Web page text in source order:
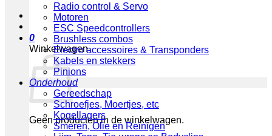
0
Winkelwagen
Geen producten in de winkelwagen.
Radio control & Servo
Motoren
ESC Speedcontrollers
Brushless combos
Electro accessoires & Transponders
Kabels en stekkers
Pinions
Onderhoud
Gereedschap
Schroefjes, Moertjes, etc
Kogellagers
Smeren, Olie en Reinigen